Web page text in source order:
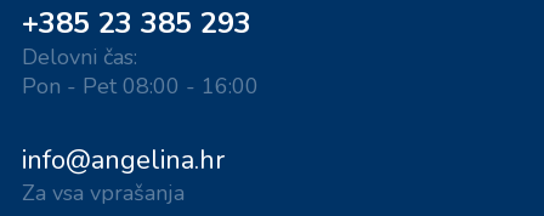
+385 23 385 293
Delovni čas:
Pon - Pet 08:00 - 16:00
info@angelina.hr
Za vsa vprašanja